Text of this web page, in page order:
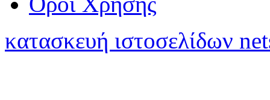
κατασκευή ιστοσελίδων